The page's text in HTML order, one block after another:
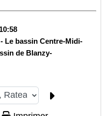
Le bassin Centre-Midi-
de Blanzy-